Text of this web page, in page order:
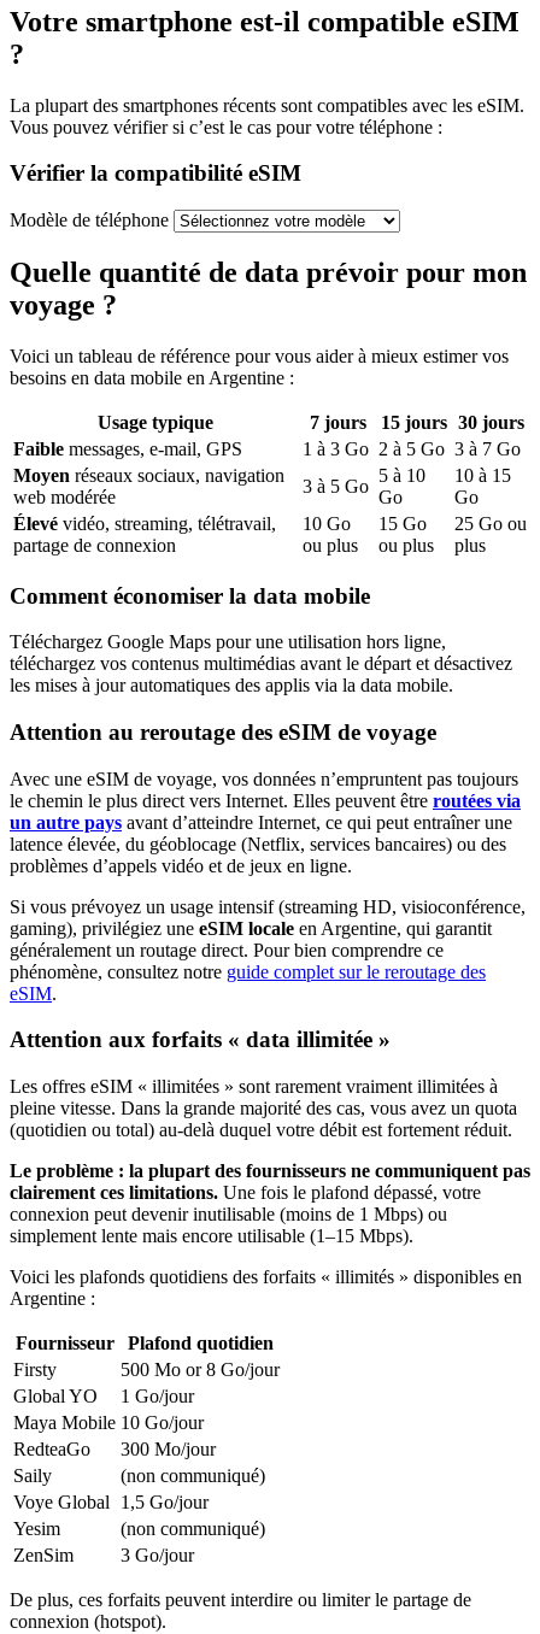
Votre smartphone est-il compatible eSIM
?
La plupart des smartphones récents sont compatibles avec les eSIM.
Vous pouvez vérifier si c’est le cas pour votre téléphone :
Vérifier la compatibilité eSIM
Modèle de téléphone
Quelle quantité de data prévoir pour mon
voyage ?
Voici un tableau de référence pour vous aider à mieux estimer vos
besoins en data mobile en Argentine :
Usage typique 7 jours 15 jours 30jours
Faible messages, e-mail, GPS 1 à 3 Go 2 à 5 Go 3 à 7 Go
Moyen réseaux sociaux, navigation
web modérée
3 à 5 Go
5 à 10
Go
10 à 15
Go
Élevé vidéo, streaming, télétravail,
partage de connexion
10 Go
ou plus
15 Go
ou plus
25 Go ou
plus
Comment économiser la data mobile
Téléchargez Google Maps pour une utilisation hors ligne,
téléchargez vos contenus multimédias avant le départ et désactivez
les mises à jour automatiques des applis via la data mobile.
Attention au reroutage des eSIM de voyage
Avec une eSIM de voyage, vos données n’empruntent pas toujours
le chemin le plus direct vers Internet. Elles peuvent être routées via
un autre pays avant d’atteindre Internet, ce qui peut entraîner une
latence élevée, du géoblocage (Netflix, services bancaires) ou des
problèmes d’appels vidéo et de jeux en ligne.
Si vous prévoyez un usage intensif (streaming HD, visioconférence,
gaming), privilégiez une eSIM locale en Argentine, qui garantit
généralement un routage direct. Pour bien comprendre ce
phénomène, consultez notre guide complet sur le reroutage des
eSIM.
Attention aux forfaits « data illimitée »
Les offres eSIM « illimitées » sont rarement vraiment illimitées à
pleine vitesse. Dans la grande majorité des cas, vous avez un quota
(quotidien ou total) au-delà duquel votre débit est fortement réduit.
Le problème : la plupart des fournisseurs ne communiquent pas
clairement ces limitations. Une fois le plafond dépassé, votre
connexion peut devenir inutilisable (moins de 1 Mbps) ou
simplement lente mais encore utilisable (1–15 Mbps).
Voici les plafonds quotidiens des forfaits « illimités » disponibles en
Argentine :
Fournisseur
Plafond quotidien
Firsty
500 Mo or 8 Go/jour
Global YO
1 Go/jour
Maya Mobile 10 Go/jour
RedteaGo
300 Mo/jour
Saily
(non communiqué)
Voye Global
1,5 Go/jour
Yesim
(non communiqué)
ZenSim
3 Go/jour
De plus, ces forfaits peuvent interdire ou limiter le partage de
connexion (hotspot).